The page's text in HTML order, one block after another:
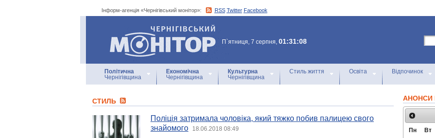
Інформ-агенція «Чернігівський монітор»: RSS Twitter Facebook
Інформ-агенція
«Чернігівський монітор»
П`ятниця, 7 серпня, 01:31:08
Політична
Чернігівщина
Економічна
Чернігівщина
Культурна
Чернігівщина
Стиль життя Освіта Відпочинок
СТИЛЬ
Поліція затримала чоловіка, який тяжко побив палицею свого
знайомого
18.06.2018 08:49
АНОНСИ
Пн Вт